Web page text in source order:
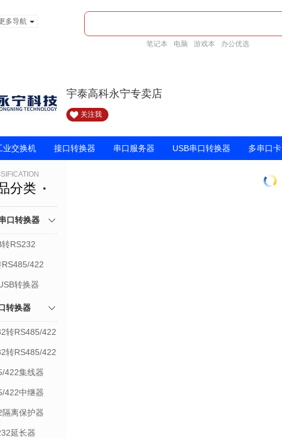
多导航
笔记本 电脑 游戏本 办公优选
宇泰高科永宁专卖店
关注我
业交换机 接口转换器 串口服务器 USB串口转换器 多串口卡
分类
口转换器
转RS232
RS485/422
转换器
转换器
转RS485/422
转RS485/422
422集线器
422中继器
隔离保护器
延长器